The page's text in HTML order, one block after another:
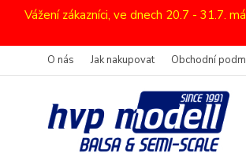
Vážení zákazníci, ve dnech 20.7 - 31.7.
O nás Jak nakupovat Obchodní